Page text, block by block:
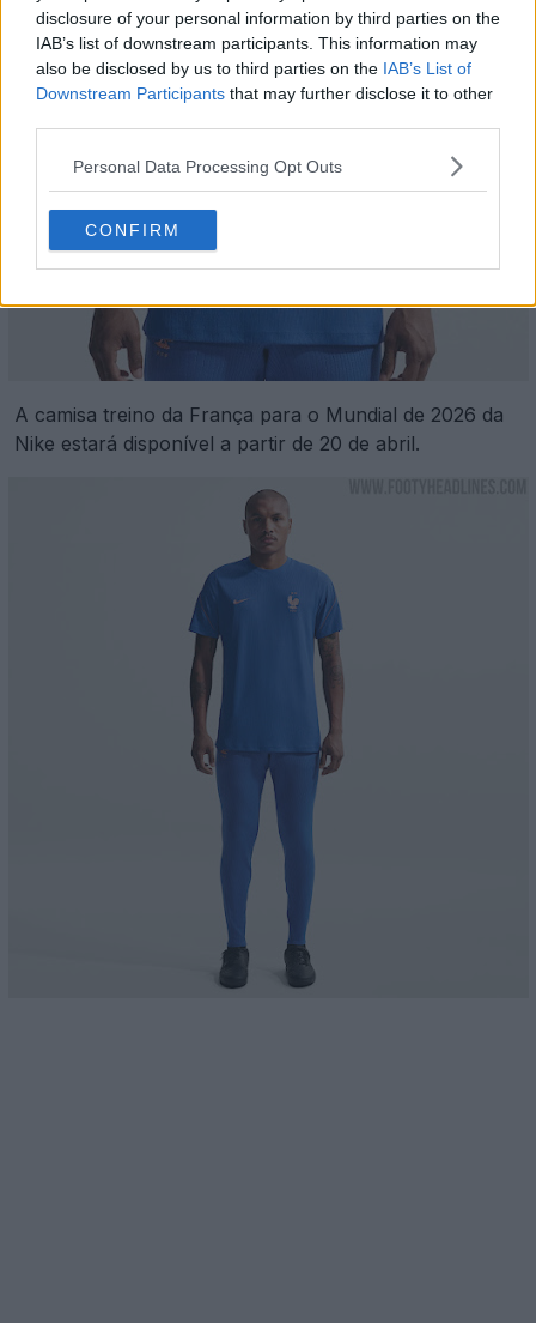
disclosure of your personal information by third parties on the
IAB’s list of downstream participants. This information may
also be disclosed by us to third parties on the IAB’s List of
Downstream Participants that may further disclose it to other
Personal Data Processing Opt Outs
CONFIRM
A camisa treino da França para o Mundial de 2026 da
Nike estará disponível a partir de 20 de abril.